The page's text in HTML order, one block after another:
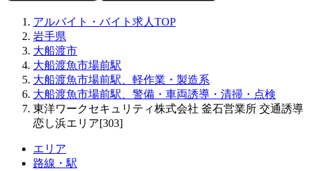
アルバイト・バイト求人TOP
岩手県
大船渡市
大船渡魚市場前駅
大船渡魚市場前駅、軽作業・製造系
大船渡魚市場前駅、警備・車両誘導・清掃・点検
東洋ワークセキュリティ株式会社 釜石営業所 交通誘導
恋し浜エリア[303]
エリア
路線・駅